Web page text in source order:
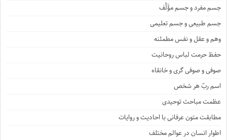
جسم مفرد و جسم مؤَلَّف
جسم طبیعی و جسم تعلیمی
وهم و عقل و نفس مطمئنه
حفظ حرمت لباس روحانیت
صوفی و صوفی گری و خانقاه
اسم ربّ هر شخص
عظمت مباحث توحیدی
مطابقت متون عرفانی با احادیث و روایات
اطوار انسان در عوالم مختلف